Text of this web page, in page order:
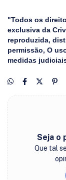
"Todos os
exclusiva da
reproduzida,
permissão, O
medidas
Seja o
Que tal